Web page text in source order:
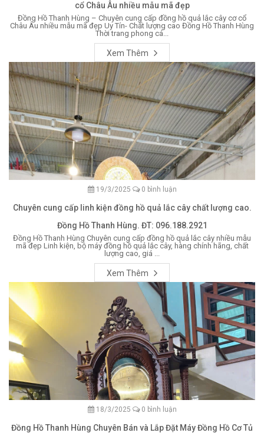
cổ Châu Âu nhiều mẫu mã đẹp
Đồng Hồ Thanh Hùng – Chuyên cung cấp đồng hồ quả lắc cây cơ cổ
Châu Âu nhiều mẫu mã đẹp Uy Tín- Chất lượng cao Đồng Hồ Thanh Hùng
Thời trang phong cá...
Xem Thêm
19/3/2025 0 bình luận
Chuyên cung cấp linh kiện đồng hồ quả lắc cây chất lượng cao.
Đồng Hồ Thanh Hùng. ĐT: 096.188.2921
Đồng Hồ Thanh Hùng Chuyên cung cấp đồng hồ quả lắc cây nhiều mẫu
mã đẹp Linh kiện, bộ máy đồng hồ quả lắc cây, hàng chính hãng, chất
lượng cao, giá ...
Xem Thêm
18/3/2025 0 bình luận
Đồng Hồ Thanh Hùng Chuyên Bán và Lắp Đặt Máy Đồng Hồ Cơ Tủ